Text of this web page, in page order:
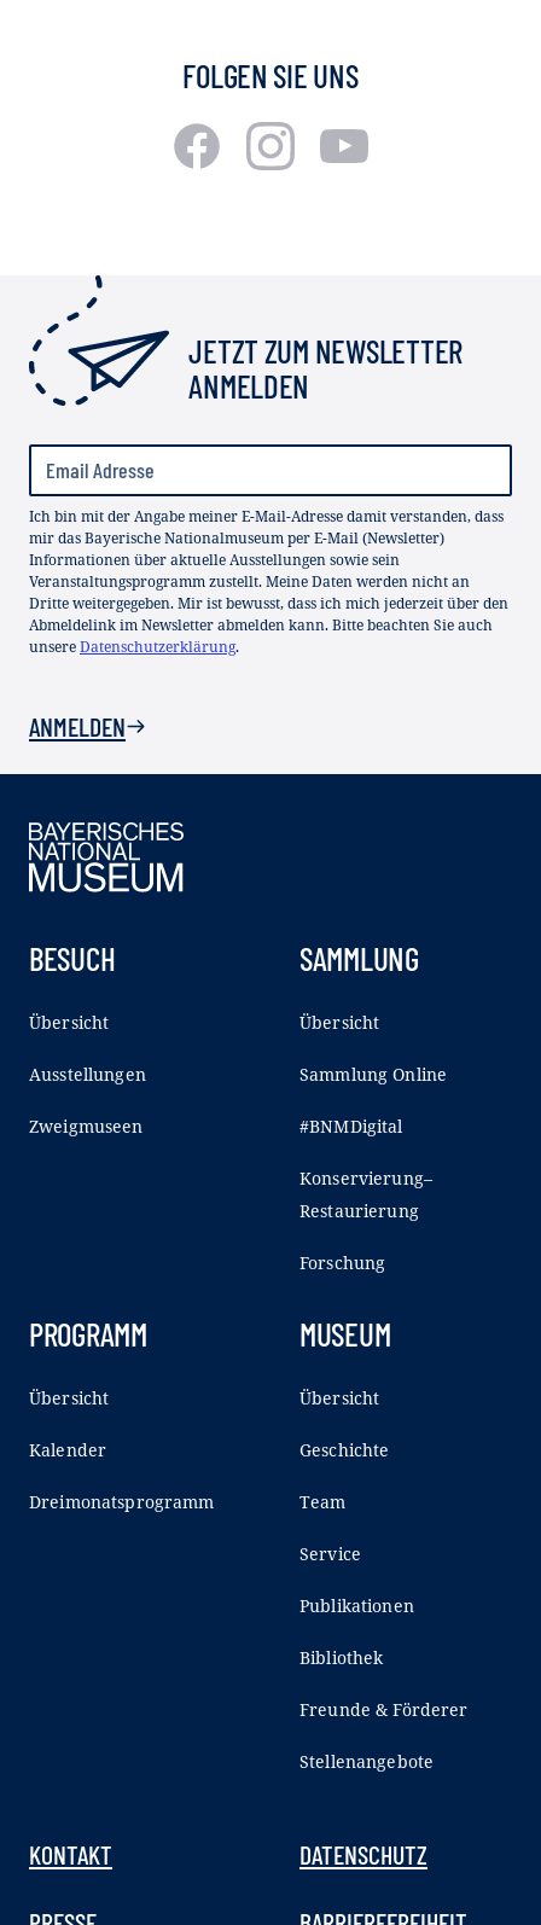
FOLGEN SIE UNS
JETZT ZUM NEWSLETTER
ANMELDEN
Ich bin mit der Angabe meiner E-Mail-Adresse damit verstanden, dass
mir das Bayerische Nationalmuseum per E-Mail (Newsletter)
Informationen über aktuelle Ausstellungen sowie sein
Veranstaltungsprogramm zustellt. Meine Daten werden nicht an
Dritte weitergegeben. Mir ist bewusst, dass ich mich jederzeit über den
Abmeldelink im Newsletter abmelden kann. Bitte beachten Sie auch
unsereDatenschutzerklärung.
ANMELDEN
BESUCH
Übersicht
Ausstellungen
Zweigmuseen
SAMMLUNG
Übersicht
Sammlung Online
#BNMDigital
Konservierung–
Restaurierung
Forschung
PROGRAMM
Übersicht
Kalender
Dreimonatsprogramm
MUSEUM
Übersicht
Geschichte
Team
Service
Publikationen
Bibliothek
Freunde & Förderer
Stellenangebote
KONTAKT DATENSCHUTZ